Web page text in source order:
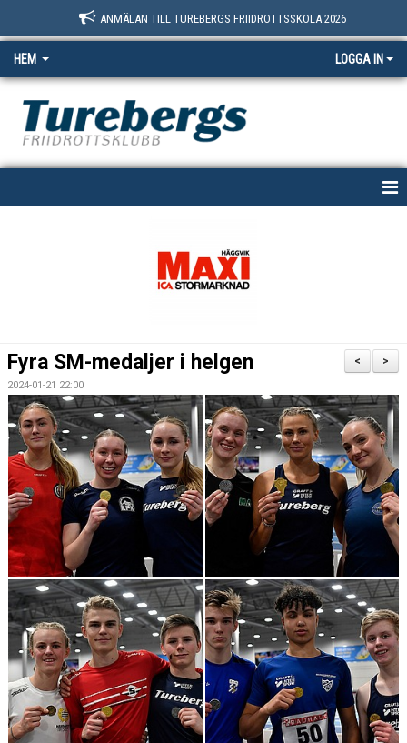
ANMÄLAN TILL TUREBERGS FRIIDROTTSSKOLA 2026
HEM LOGGA IN
MEDLEM
ARRANGEMANG
STATISTIK & RESULTAT
FUNKTIONÄR
TÄVLINGAR
KONTAKT
UTBILDNING
KALENDER
>
<
Fyra SM-medaljer i helgen
2024-01-21 22:00